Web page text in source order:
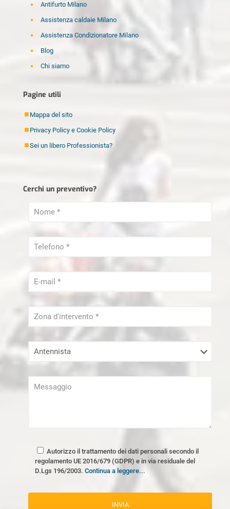
Antifurto Milano
Assistenza caldaie Milano
Assistenza Condizionatore Milano
Blog
Chi siamo
Elettricista Milano
Fabbro Milano
Idraulico Milano
Imbianchino Milano
Ristrutturazioni Milano
Sgombero Milano
Tapparellista Milano
Pagine utili
Mappa del sito
Privacy Policy e Cookie Policy
Sei un libero Professionista?
Cerchi un preventivo?
Autorizzo il trattamento dei dati personali secondo il
regolamento UE 2016/679 (GDPR) e in via residuale del
D.Lgs 196/2003. Continua a leggere...